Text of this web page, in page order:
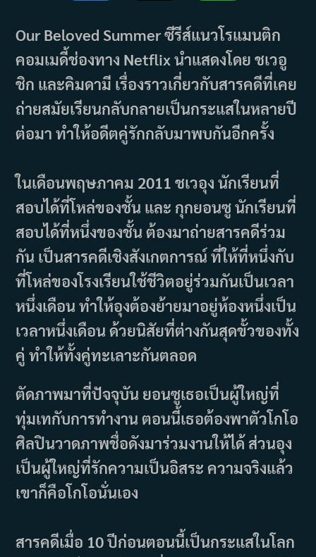
Our Beloved Summer ซีรีส์แนวโรแมนติก
คอมเมดี้ช่องทาง Netflix นำแสดงโดย ชเวอู
ชิก และคิมดามี เรื่องราวเกี่ยวกับสารคดีที่เคย
ถ่ายสมัยเรียนกลับกลายเป็นกระแสในหลายปี
ต่อมา ทำให้อดีตคู่รักกลับมาพบกันอีกครั้ง
ในเดือนพฤษภาคม 2011 ชเวอุง นักเรียนที่
สอบได้ที่โหล่ของชั้น และ กุกยอนซู นักเรียนที่
สอบได้ที่หนึ่งของชั้น ต้องมาถ่ายสารคดีร่วม
กัน เป็นสารคดีเชิงสังเกตการณ์ ที่ให้ที่หนึ่งกับ
ที่โหล่ของโรงเรียนใช้ชีวิตอยู่ร่วมกันเป็นเวลา
หนึ่งเดือน ทำให้อุงต้องย้ายมาอยู่ห้องหนึ่งเป็น
เวลาหนึ่งเดือน ด้วยนิสัยที่ต่างกันสุดขั้วของทั้ง
คู่ ทำให้ทั้งคู่ทะเลาะกันตลอด
ตัดภาพมาที่ปัจจุบัน ยอนซูเธอเป็นผู้ใหญ่ที่
ทุ่มเทกับการทำงาน ตอนนี้เธอต้องพาตัวโกโอ
ศิลปินวาดภาพชื่อดังมาร่วมงานให้ได้ ส่วนอุง
เป็นผู้ใหญ่ที่รักความเป็นอิสระ ความจริงแล้ว
เขาก็คือโกโอนั่นเอง
สารคดีเมื่อ 10 ปีก่อนตอนนี้เป็นกระแสในโลก